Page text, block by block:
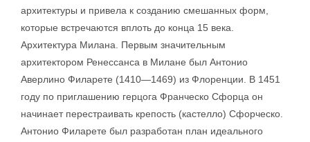
архитектуры и привела к созданию смешанных форм,
которые встречаются вплоть до конца 15 века.
Архитектура Милана. Первым значительным
архитектором Ренессанса в Милане был Антонио
Аверлино Филарете (1410—1469) из Флоренции. В 1451
году по приглашению герцога Франческо Сфорца он
начинает перестраивать крепость (кастелло) Сфорческо.
Антонио Филарете был разработан план идеального